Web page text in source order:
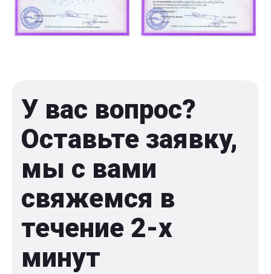
У вас вопрос?
Оставьте заявку,
мы с вами
свяжемся в
течение 2-x
минут